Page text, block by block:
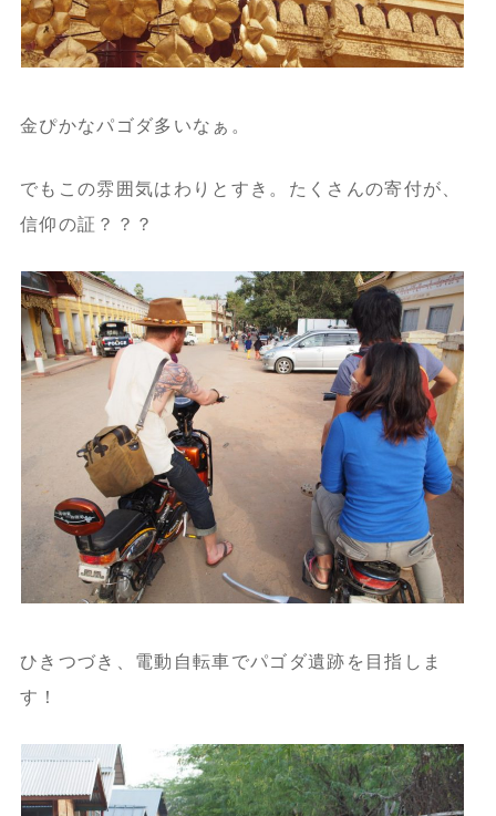
金ぴかなパゴダ多いなぁ。
でもこの雰囲気はわりとすき。たくさんの寄付が、
信仰の証？？？
ひきつづき、電動自転車でパゴダ遺跡を目指しま
す！